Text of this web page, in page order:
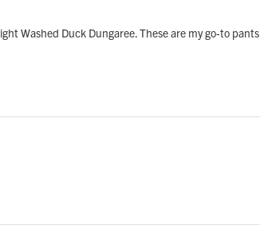
Washed Duck Dungaree. These are my go-to